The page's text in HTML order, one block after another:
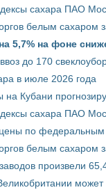
сахара ПАО
белым сахаром
5,7% на фоне
до 170
в июле 2026 года
на Кубани
сахара ПАО
по федеральным
белым сахаром
произвели